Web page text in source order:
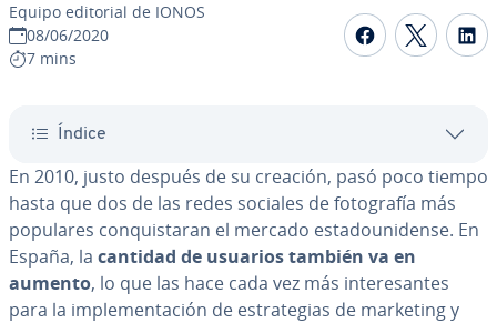
Equipo editorial de IONOS
08/06/2020
7 mins
Compartir
Índice
En 2010, justo después de su creación, pasó poco tiempo
hasta que dos de las redes sociales de fo­to­gra­fía más
populares co­n­qui­s­ta­ran el mercado es­ta­dou­ni­de­n­se. En
España, la cantidad de usuarios también va en
aumento, lo que las hace cada vez más in­te­re­sa­n­tes
para la im­ple­me­n­ta­ción de es­tra­te­gias de marketing y